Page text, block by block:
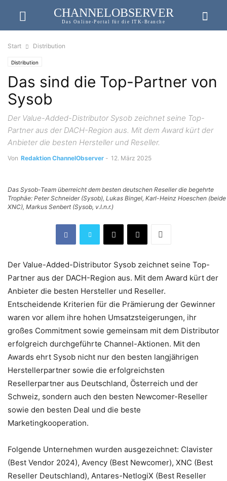
CHANNELOBSERVER
Das Online-Portal für die ITK-Branche
Start Distribution
Distribution
Das sind die Top-Partner von
Sysob
Der Value-Added-Distributor Sysob zeichnet seine Top-
Partner aus der DACH-Region aus. Mit dem Award kürt der
Anbieter die besten Hersteller und Reseller.
Von Redaktion ChannelObserver - 12. März 2025
Das Sysob-Team überreicht dem besten deutschen Reseller die begehrte
Trophäe: Peter Schneider (Sysob), Lukas Bingel, Karl-Heinz Hoeschen (beide
XNC), Markus Senbert (Sysob, v.l.n.r.)
Der Value-Added-Distributor Sysob zeichnet seine Top-
Partner aus der DACH-Region aus. Mit dem Award kürt der
Anbieter die besten Hersteller und Reseller.
Entscheidende Kriterien für die Prämierung der Gewinner
waren vor allem ihre hohen Umsatzsteigerungen, ihr
großes Commitment sowie gemeinsam mit dem Distributor
erfolgreich durchgeführte Channel-Aktionen. Mit den
Awards ehrt Sysob nicht nur den besten langjährigen
Herstellerpartner sowie die erfolgreichsten
Resellerpartner aus Deutschland, Österreich und der
Schweiz, sondern auch den besten Newcomer-Reseller
sowie den besten Deal und die beste
Marketingkooperation.
Folgende Unternehmen wurden ausgezeichnet: Clavister
(Best Vendor 2024), Avency (Best Newcomer), XNC (Best
Reseller Deutschland), Antares-NetlogiX (Best Reseller